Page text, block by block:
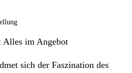
Alles im Angebot
sich der Faszination des